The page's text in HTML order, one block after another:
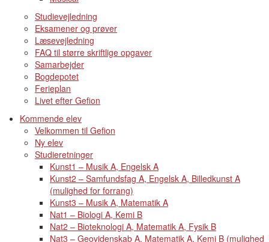
Studievejledning
Eksamener og prøver
Læsevejledning
FAQ til større skriftlige opgaver
Samarbejder
Bogdepotet
Ferieplan
Livet efter Gefion
Kommende elev
Velkommen til Gefion
Ny elev
Studieretninger
Kunst1 – Musik A, Engelsk A
Kunst2 – Samfundsfag A, Engelsk A, Billedkunst A
(mulighed for forrang)
Kunst3 – Musik A, Matematik A
Nat1 – Biologi A, Kemi B
Nat2 – Bioteknologi A, Matematik A, Fysik B
Nat3 – Geovidenskab A, Matematik A, Kemi B (mulighed